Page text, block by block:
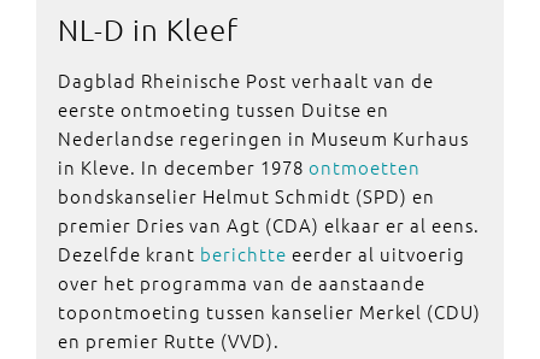
NL-D in Kleef
Dagblad Rheinische Post verhaalt van de
eerste ontmoeting tussen Duitse en
Nederlandse regeringen in Museum Kurhaus
in Kleve. In december 1978 ontmoetten
bondskanselier Helmut Schmidt (SPD) en
premier Dries van Agt (CDA) elkaar er al eens.
Dezelfde krant berichtte eerder al uitvoerig
over het programma van de aanstaande
topontmoeting tussen kanselier Merkel (CDU)
en premier Rutte (VVD).